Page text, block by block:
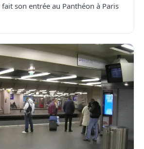
fait son entrée au Panthéon à Paris